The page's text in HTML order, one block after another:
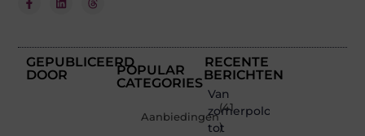
GEPUBLICEERD
DOOR
POPULAR
CATEGORIES
Aanbiedingen
(41
)
RECENTE
BERICHTEN
Van
zomerpolo
tot